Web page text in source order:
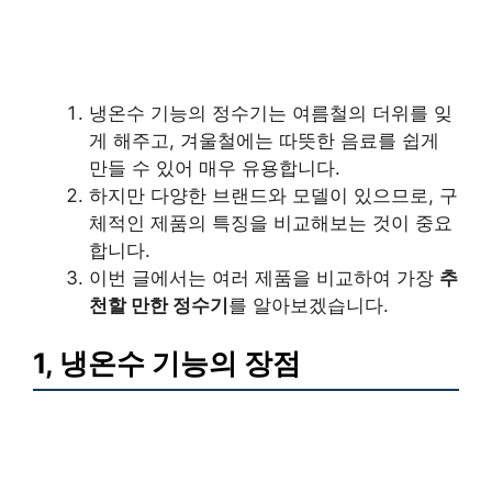
냉온수 기능의 정수기는 여름철의 더위를 잊
게 해주고, 겨울철에는 따뜻한 음료를 쉽게
만들 수 있어 매우 유용합니다.
하지만 다양한 브랜드와 모델이 있으므로, 구
체적인 제품의 특징을 비교해보는 것이 중요
합니다.
이번 글에서는 여러 제품을 비교하여 가장 추
천할 만한 정수기를 알아보겠습니다.
1, 냉온수 기능의 장점